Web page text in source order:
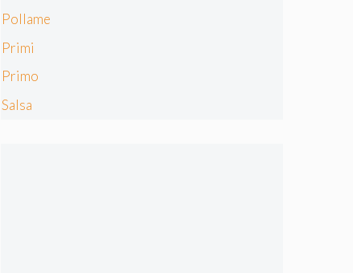
Pollame
Primi
Primo
Salsa